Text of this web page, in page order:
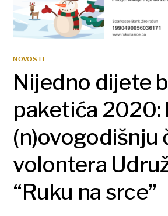
NOVOSTI
Nijedno dijete
paketića 2020:
(n)ovogodišnju
volontera
“Ruku na srce”